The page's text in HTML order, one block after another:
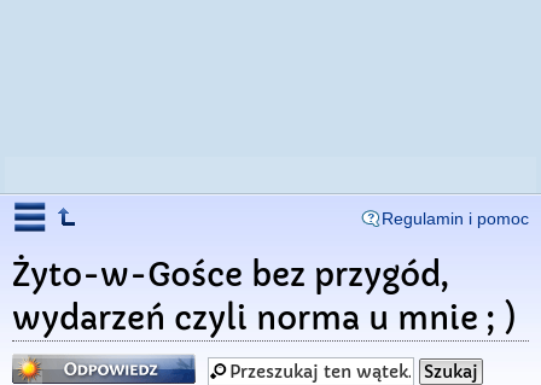
Regulamin i pomoc
Żyto-w-Gośce bez przygód,
wydarzeń czyli norma u mnie ; )
Odpowiedz